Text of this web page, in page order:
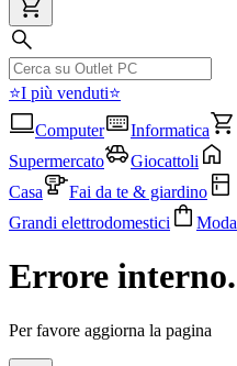
⭐I più venduti⭐
Computer
Informatica
Supermercato
Giocattoli
Casa
Fai da te & giardino
Grandi elettrodomestici
Moda
Errore interno.
Per favore aggiorna la pagina